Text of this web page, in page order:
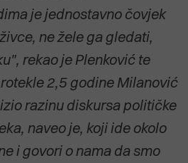
je jednostavno čovjek
ne žele ga gledati,
rekao je Plenković te
2,5 godine Milanović
razinu diskursa političke
naveo je, koji ide okolo
i govori o nama da smo